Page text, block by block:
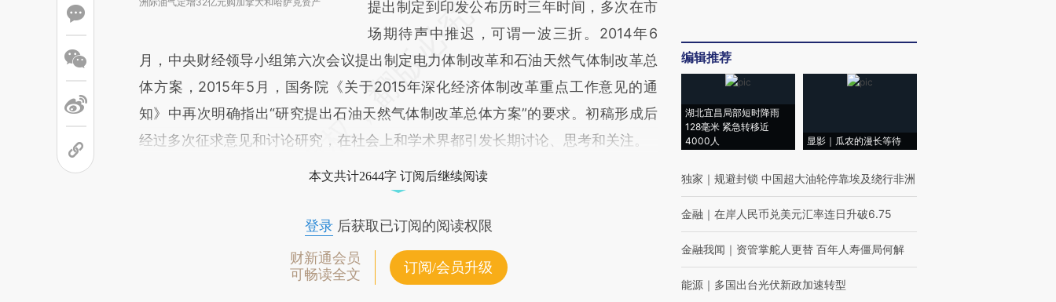
提出制定到印发公布历时三年时间，多次在市
场期待声中推迟，可谓一波三折。2014年6
月，中央财经领导小组第六次会议提出制定电力体制改革和石油天然气体制改革总
体方案，2015年5月，国务院《关于2015年深化经济体制改革重点工作意见的通
知》中再次明确指出“研究提出石油天然气体制改革总体方案”的要求。初稿形成后
经过多次征求意见和讨论研究，在社会上和学术界都引发长期讨论、思考和关注。
本文共计2644字 订阅后继续阅读
登录后获取已订阅的阅读权限
财新通会员
可畅读全文
订阅/会员升级
编辑推荐
湖北宜昌局部短时降雨
128毫米 紧急转移近
4000人
显影｜瓜农的漫长等待
独家 ｜ 规避封锁 中国超大油轮停靠埃及绕行非洲
金融 ｜ 在岸人民币兑美元汇率连日升破6.75
金融我闻 ｜ 资管掌舵人更替 百年人寿僵局何解
能源 ｜ 多国出台光伏新政加速转型